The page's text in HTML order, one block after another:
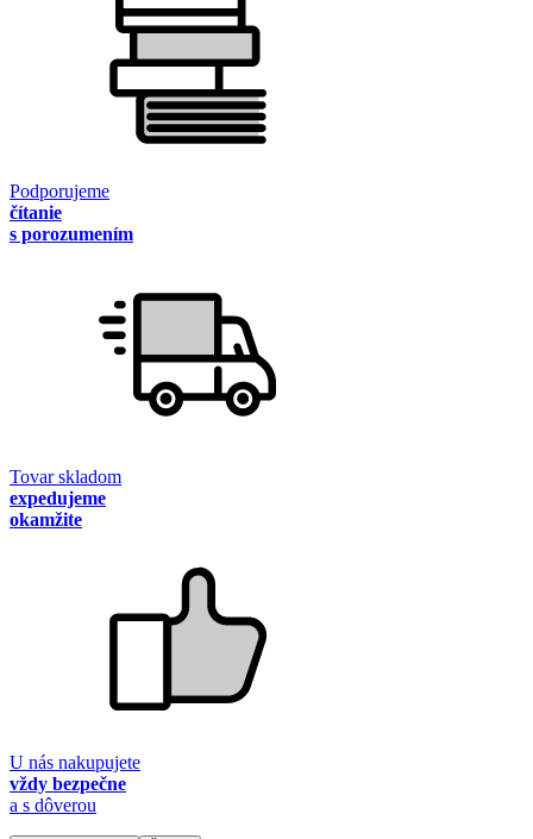
Podporujeme
čítanie
s porozumením
Tovar skladom
expedujeme
okamžite
U nás nakupujete
vždy bezpečne
a s dôverou